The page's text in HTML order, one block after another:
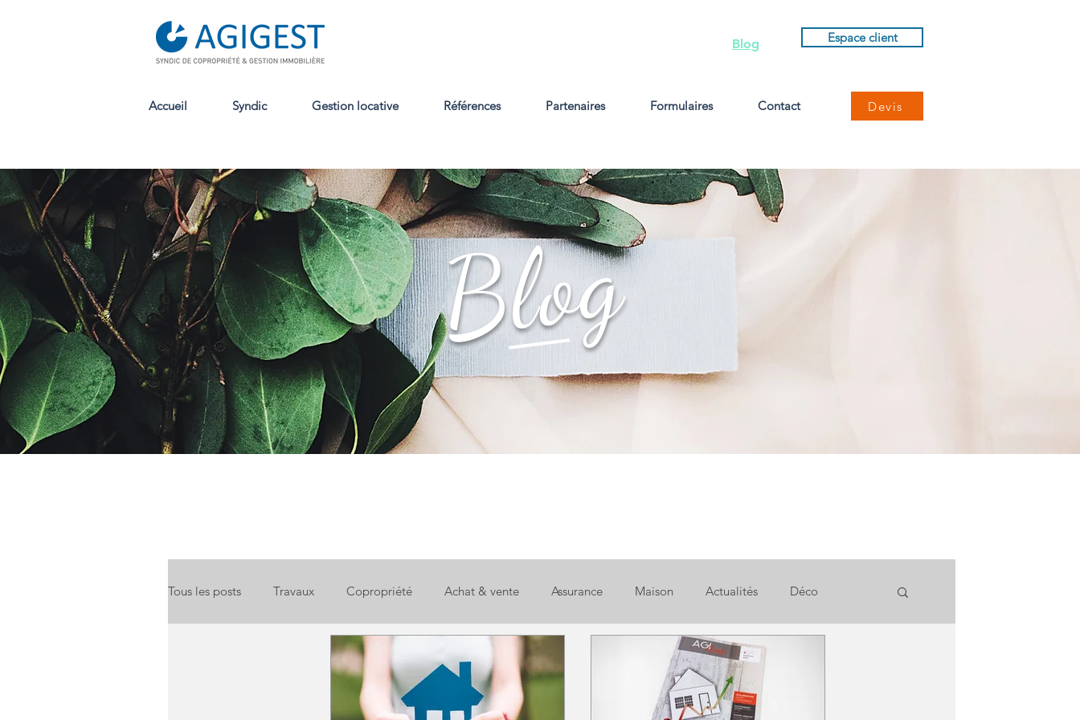
Blog Espace client
Accueil Syndic Gestion locative Références Partenaires Formulaires Contact Devis
Blog
Tous les posts Travaux Copropriété Achat & vente Assurance Maison Actualités Déco